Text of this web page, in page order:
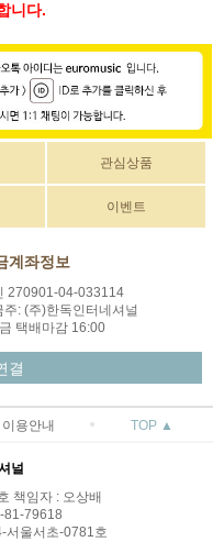
니다.
관심상품
이벤트
계좌정보
270901-04-033114
주: (주)한독인터네셔널
택배마감 16:00
결
이용안내 TOP ▲
널
책임자 : 오상배
81-79618
서울서초-0781호